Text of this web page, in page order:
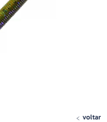
voltar